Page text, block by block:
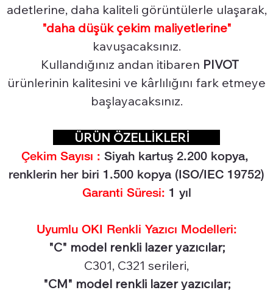
adetlerine, daha kaliteli görüntülerle ulaşarak,
"daha düşük çekim maliyetlerine"
kavuşacaksınız.
Kullandığınız andan itibaren PIVOT
ürünlerinin kalitesini ve kârlılığını fark etmeye
başlayacaksınız.
ÜRÜN ÖZELLİKLERİ
Çekim Sayısı : Siyah kartuş 2.200 kopya,
renklerin her biri 1.500 kopya (ISO/IEC 19752)
Garanti Süresi: 1 yıl
Uyumlu OKI Renkli Yazıcı Modelleri:
"C" model renkli lazer yazıcılar;
C301, C321 serileri,
"CM" model renkli lazer yazıcılar;